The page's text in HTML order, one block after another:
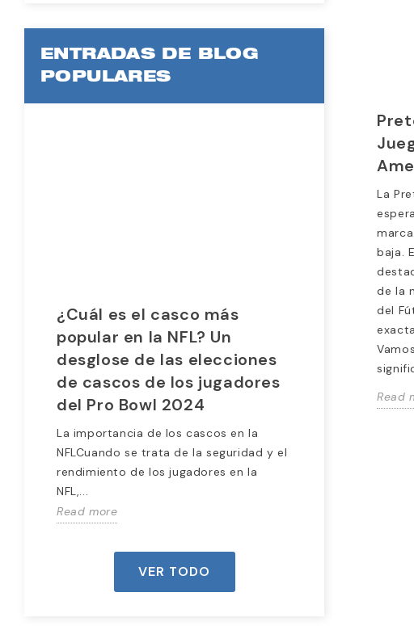
ENTRADAS DE BLOG
POPULARES
¿Cuál es el casco más
popular en la NFL? Un
desglose de las elecciones
de cascos de los jugadores
del Pro Bowl 2024
La importancia de los cascos en la
NFLCuando se trata de la seguridad y el
rendimiento de los jugadores en la
NFL,...
Read more
partido
NFL?
La Liga
VER TODO
La
baja.
de la
del
Read